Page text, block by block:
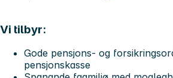
Vi tilbyr:
Gode pensjons- og
pensjonskasse